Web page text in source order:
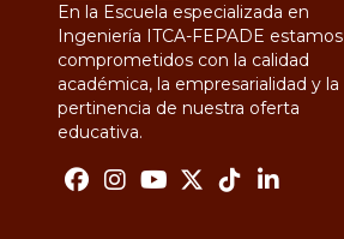
En la Escuela especializada en
Ingeniería ITCA-FEPADE estamos
comprometidos con la calidad
académica, la empresarialidad y la
pertinencia de nuestra oferta
educativa.